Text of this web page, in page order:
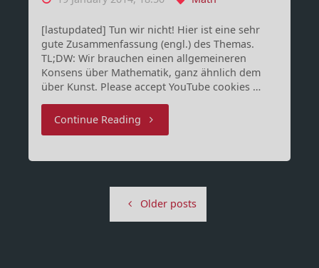
[lastupdated] Tun wir nicht! Hier ist eine sehr
gute Zusammenfassung (engl.) des Themas.
TL;DW: Wir brauchen einen allgemeineren
Konsens über Mathematik, ganz ähnlich dem
über Kunst. Please accept YouTube cookies …
Continue Reading"Wieso
hassen?"
Older posts